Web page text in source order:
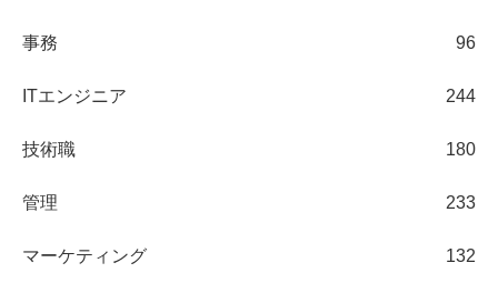
事務 96
ITエンジニア 244
技術職 180
管理 233
マーケティング 132